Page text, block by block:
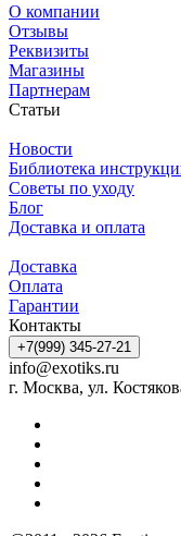
О компании
Отзывы
Реквизиты
Магазины
Партнерам
Статьи
Новости
Библиотека
Советы по уходу
Блог
Доставка и оплата
Доставка
Оплата
Гарантии
Контакты
+7(999) 345-27-21
info@exotiks.ru
г. Москва, ул.